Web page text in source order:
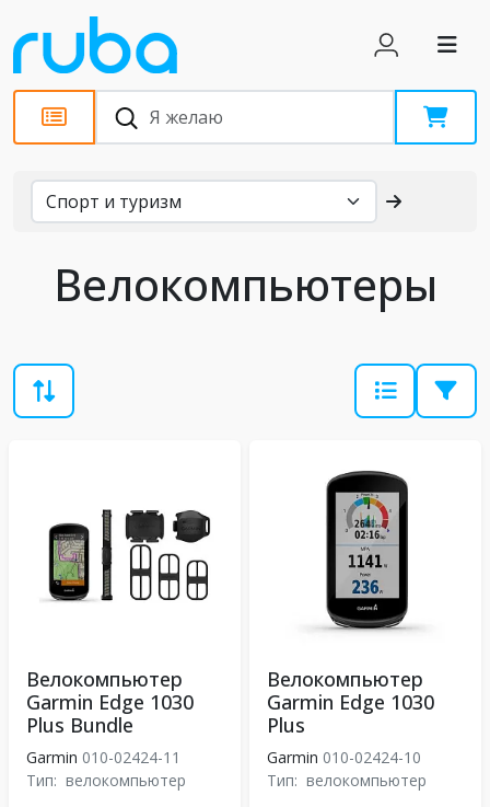
Каталог
Велокомпьютеры
Велокомпьютер
Garmin Edge 1030
Plus Bundle
Garmin 010-02424-11
Тип: велокомпьютер
Велокомпьютер
Garmin Edge 1030
Plus
Garmin 010-02424-10
Тип: велокомпьютер